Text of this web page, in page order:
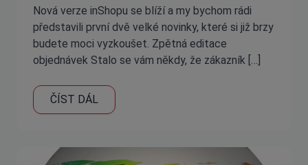
Nová verze inShopu se blíží a my bychom rádi
představili první dvě velké novinky, které si již brzy
budete moci vyzkoušet. Zpětná editace
objednávek Stalo se vám někdy, že zákazník […]
ČÍST DÁL